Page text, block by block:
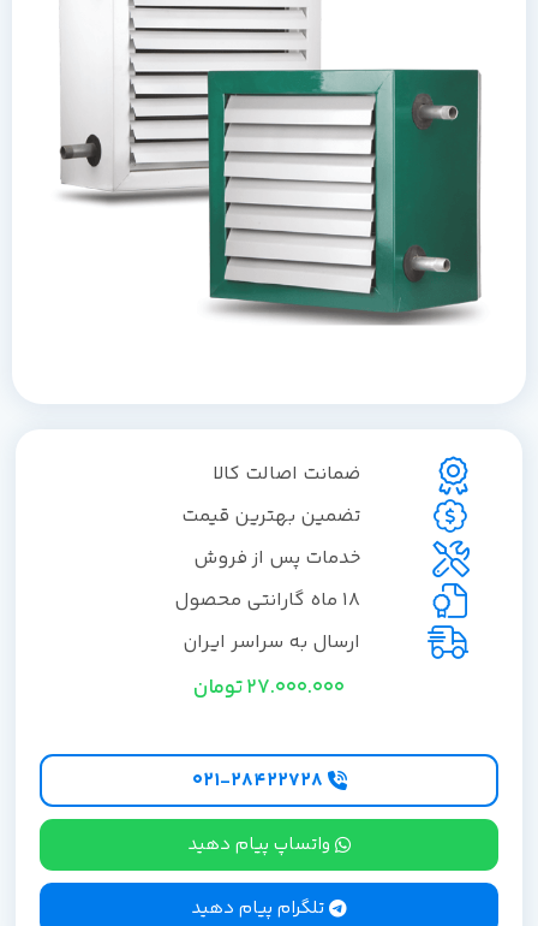
ضمانت اصالت کالا
تضمین بهترین قیمت
خدمات پس از فروش
ارسال به سراسر ایران
27.000.000تومان
واتساپ پیام دهید
تلگرام پیام دهید